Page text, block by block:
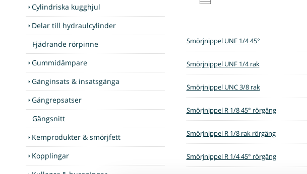
Cylindriska kugghjul
Delar till hydraulcylinder
Fjädrande rörpinne
Gummidämpare
Gänginsats & insatsgänga
Gängrepsatser
Gängsnitt
Kemprodukter & smörjfett
Kopplingar
Smörjnippel UNF 1/4 45°
Smörjnippel UNF 1/4 rak
Smörjnippel UNC 3/8 rak
Smörjnippel R 1/8 45° rörgäng
Smörjnippel R 1/8 rak rörgäng
Smörjnippel R 1/4 45° rörgäng